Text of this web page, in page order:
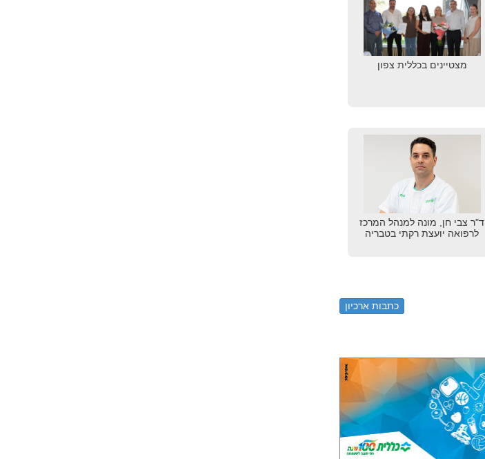
מצטיינים בכללית צפון
ד"ר צבי חן, מונה למנהל המרכז
לרפואה יועצת רקתי בטבריה
כתבות ארכיון